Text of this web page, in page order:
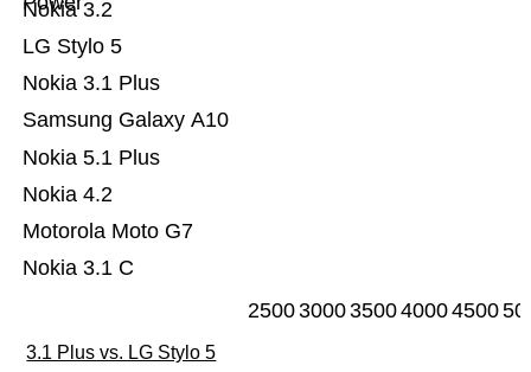
Nokia 3.1 C
Motorola Moto G7
Nokia 4.2
Nokia 5.1 Plus
Samsung Galaxy A10
Nokia 3.1 Plus
LG Stylo 5
Nokia 3.2
25003000350040004500
3.1 Plus vs. LG Stylo 5